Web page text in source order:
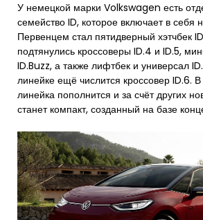
У немецкой марки Volkswagen есть
семейство ID, которое включает в себя
Первенцем стал пятидверный хэтчбек
подтянулись кроссоверы ID.4 и ID.5,
ID.Buzz, а также лифтбек и универсал
линейке ещё числится кроссовер ID.6.
линейка пополнится и за счёт других
станет компакт, созданный на базе